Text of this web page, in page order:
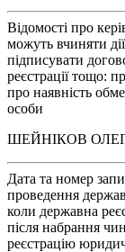
Відомості про
можуть вчиняти
підписувати
реєстрації тощо:
про наявність
особи
ШЕЙНІКОВ ОЛЕГ
Дата та номер
проведення
коли державна
після набрання
реєстрацію